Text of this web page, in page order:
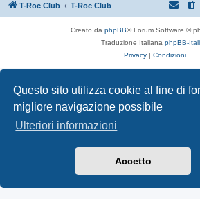
Questo sito utilizza cookie al fine di
migliore navigazione possibile
Ulteriori informazioni
Accetto
T-Roc Club T-Roc Club
Creato da phpBB® Forum Software ©
Traduzione Italiana phpBB-
Privacy | Condizioni